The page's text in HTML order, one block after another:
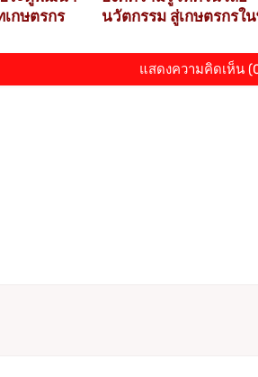
กษตรกร
นวัตกรรม สู่เกษตรกรใ
แสดงความคิดเห็น